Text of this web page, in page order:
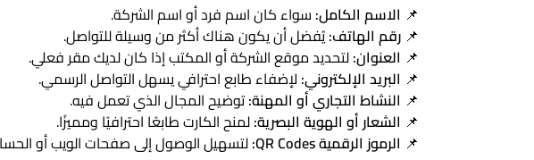
📌 الاسم الكامل: سواء كان اسم فرد أو اسم الشركة.
📌 رقم الهاتف:يُفضل أن يكون هناك أكثر من وسيلة للتواصل.
📌 العنوان:لتحديد موقع الشركة أو المكتب إذا كان لديك مقر فعلي.
📌 البريد الإلكتروني: لإضفاء طابع احترافي يسهل التواصل الرسمي.
📌 النشاط التجاري أو المهنة:توضيح المجال الذي تعمل فيه.
📌 الشعار أو الهوية البصرية:لمنح الكارت طابعًا احترافيًا ومميزًا.
📌 الرموز الرقمية QR Codes: لتسهيل الوصول إلى صفحات الويب أو